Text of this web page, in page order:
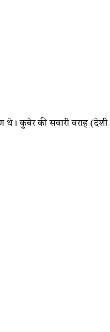
थे। कुबेर की सवारी वराह